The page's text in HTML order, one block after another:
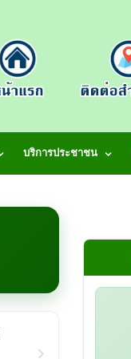
บริการประชาชน